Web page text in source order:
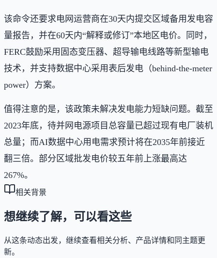
该命令还要求电网运营商在30天内提交区域备用发电容
量报告，并在60天内“解释或修订”本地区电价。同时，
FERC鼓励采用固态变压器、超导输电线路等新型输电
技术，并支持数据中心采用表后发电（behind-the-meter
power）方案。
值得注意的是，该政策未解决发电能力短缺问题。截至
2023年底，待并网电源项目总容量已超过现有电厂装机
总量；而AI数据中心用电需求预计将在2035年前接近
翻三倍。部分区域批发电价较五年前上涨最高达
267%。
相关背景
想继续了解，可以看这些
从这条动态出发，继续查看相关分析、产品详情和同主题更
新。